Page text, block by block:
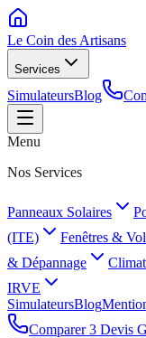
Le Coin des Artisans
Services
SimulateursBlog
Menu
Nos Services
Panneaux Solaires
(ITE)
Fenêtres &
& Dépannage
IRVE
SimulateursBlog
Comparer 3 Devis